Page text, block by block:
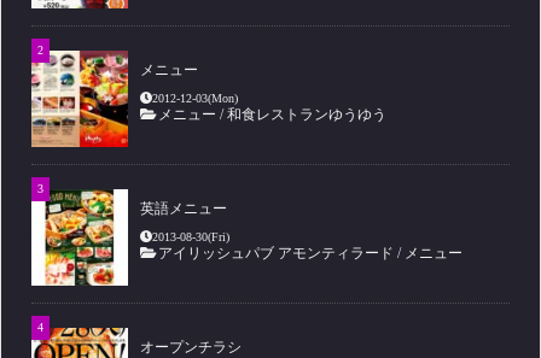
メニュー
2012-12-03(Mon)
メニュー /和食レストランゆうゆう
英語メニュー
2013-08-30(Fri)
アイリッシュパブ アモンティラード / メニュー
オープンチラシ